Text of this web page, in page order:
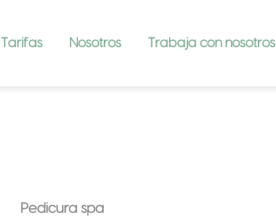
Tarifas Nosotros Trabaja con nosotros
Pedicura spa